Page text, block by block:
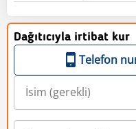
Dağıtıcıyla irtibat kur
Telefon